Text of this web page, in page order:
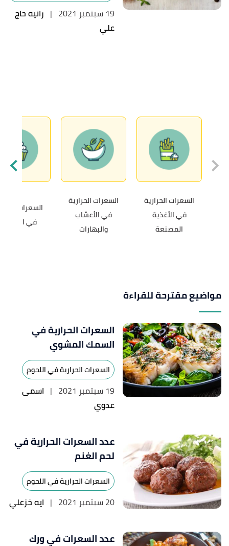
19 سبتمبر 2021 | رانيه حاج
علي
السعرات الحرارية
في الأغذية
المصنعة
السعرات الحرارية
في الأعشاب
والبهارات
السعرات
في
مواضيع مقترحة للقراءة
السعرات الحرارية في
السمك المشوي
السعرات الحرارية في اللحوم
19 سبتمبر 2021 | اسمى
عدوي
عدد السعرات الحرارية في
لحم الغنم
السعرات الحرارية في اللحوم
20 سبتمبر 2021 | ايه خزعلي
عدد السعرات في ورك